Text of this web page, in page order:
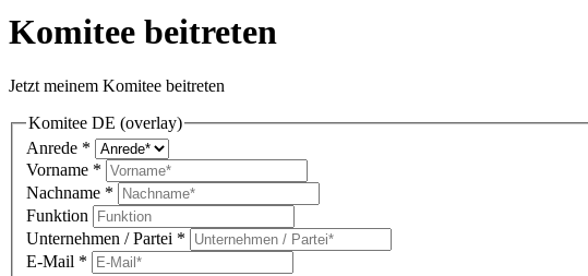
Komitee beitreten
Jetzt meinem Komitee beitreten
Komitee DE (overlay)
Anrede *
Vorname *
Nachname *
Funktion
Unternehmen / Partei *
E-Mail *